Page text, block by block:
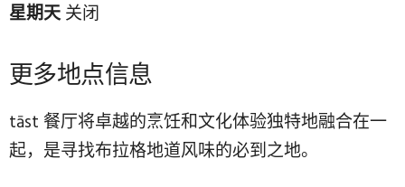
星期天关闭
更多地点信息
tāst 餐厅将卓越的烹饪和文化体验独特地融合在一
起，是寻找布拉格地道风味的必到之地。